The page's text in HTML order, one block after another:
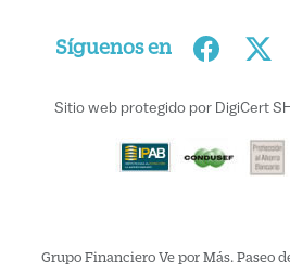
Síguenos en
Sitio web protegido por DigiCert
Grupo Financiero Ve por Más. Paseo